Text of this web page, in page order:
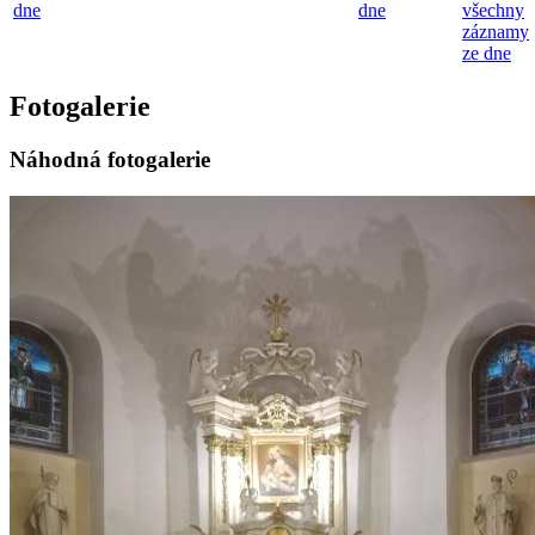
dne
dne
všechny
záznamy
ze dne
Fotogalerie
Náhodná fotogalerie